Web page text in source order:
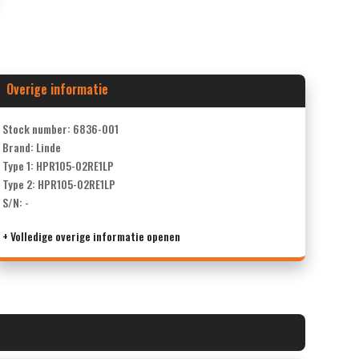
Overige informatie
Stock number: 6836-001
Brand: Linde
Type 1: HPR105-02RE1LP
Type 2: HPR105-02RE1LP
S/N: -
+ Volledige overige informatie openen